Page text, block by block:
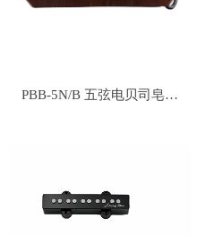
PBB-5N/B 五弦电贝司皂条